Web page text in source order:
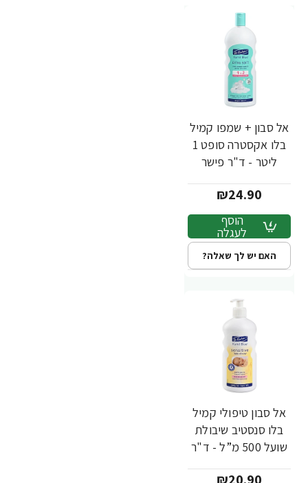
אל סבון + שמפו קמיל
בלו אקסטרה סופט 1
ליטר - ד"ר פישר
₪24.90
הוסף
לעגלה
האם יש לך שאלה?
אל סבון טיפולי קמיל
בלו סנסטיב שיבולת
שועל 500 מ”ל - ד"ר